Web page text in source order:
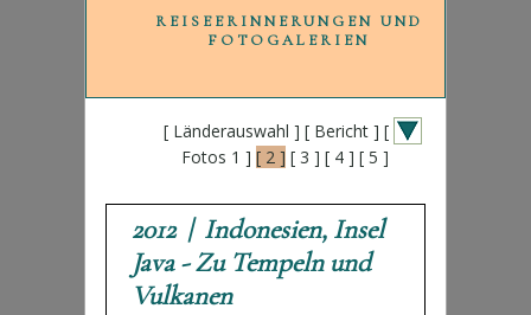
REISEERINNERUNGEN UND
FOTOGALERIEN
[ Länderauswahl ] [ Bericht ] [
Fotos 1 ] [ 2 ] [ 3 ] [ 4 ] [ 5 ]
2012 | Indonesien, Insel
Java - Zu Tempeln und
Vulkanen